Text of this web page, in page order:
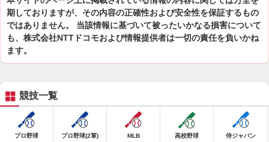
期しておりますが、その内容の正確性および安全性を保証するもの
ではありません。 当該情報に基づいて被ったいかなる損害について
も、株式会社NTTドコモおよび情報提供者は一切の責任を負いかね
ます。
競技一覧
プロ野球 プロ野球(2軍) MLB 高校野球 侍ジャパン